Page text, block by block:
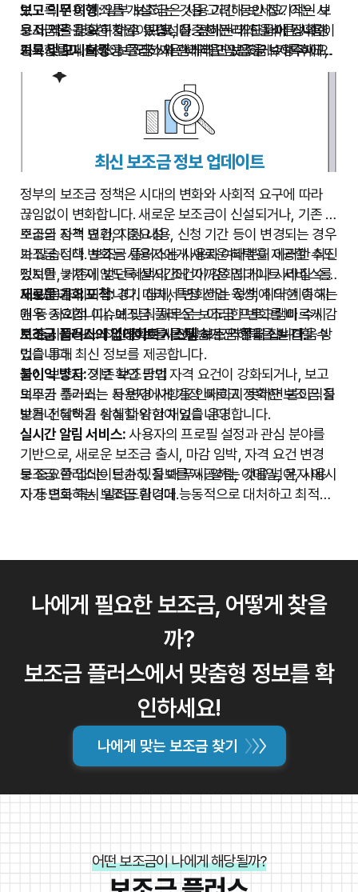
보고 의무 이행:일부 보조금은 사용 기간 동안 정기적인 보
고서 제출을 요구할 수 있습니다. 정해진 기한 내에 정확한
보고서를 제출하여 투명하게 관리하고 있음을 보여주세요.
자격 요건 유지 확인:
건을 계속 유지해야 하는 경우가 있습니다. 예를 들어, 소득
이나 재산 상황, 거주지 변경 등이 발생하면 보조금 자격에
영향을 줄 수 있으므로, 변동 사항 발생 시 해당 기관에 문의
하는 것이 좋습니다.
있도록 전용 계좌를 개설하는 것을 고려해 보세요. 이는 사
용 내역을 명확히 하고 투명성을 높이는 데 도움이 됩니다.
기록 및 모니터링:보조금 사용 내역을 꼼꼼하게 기록하고,
주기적으로 사용 계획과 실제 사용을 비교하여 초과 지출이
나 오용을 방지합니다. 보조금 플러스의 가계부 기능 또는
연동 서비스를 활용하면 더욱 편리합니다.
갱신 및 재신청 기한 확인:연속성이 필요한 보조금의 경우,
갱신이나 재신청 기한을 미리 확인하고 준비합니다. 보조금
플러스의 알림 기능을 통해 중요한 일정을 놓치지 않도록
설정할 수 있습니다.
전문가 상담 활용: 보조금 사용에 있어 어려운 점이나 궁금
한 사항이 발생하면, 보조금 플러스의 상담 서비스를 통해
전문가의 도움을 받는 것을 주저하지 마세요. 잘못된 판단으
로 인한 불이익을 예방할 수 있습니다.
보조금은 귀중한 자원이므로, 신중한 관리와 올바른 사용이
중요합니다. 보조금 플러스와 함께라면 보조금 수령 후에도
안심하고 효율적으로 관리할 수 있습니다.
최신 보조금 정보 업데이트
정부의 보조금 정책은 시대의 변화와 사회적 요구에 따라
끊임없이 변화합니다. 새로운 보조금이 신설되거나, 기존 보
조금의 자격 요건, 지원 내용, 신청 기간 등이 변경되는 경우
가 많습니다. 보조금 플러스는 사용자 여러분이 이러한 최신
정보를 놓치지 않도록 실시간에 가까운 업데이트 서비스를
제공합니다.
보조금 정책 변화의 중요성
보조금 정책 변화는 사용자에게 새로운 혜택을 제공할 수도
있지만, 기존에 받던 혜택의 조건이 강화되거나 사라질 수
도 있음을 의미합니다. 따라서 변화하는 정책에 대한 이해는
매우 중요합니다. 보조금 플러스는 이러한 변화를 빠르게 감
지하고 사용자에게 정확하게 전달하는 역할을 합니다.
새로운 기회 포착:경기 침체, 특정 산업 육성, 취약 계층 지
원 등 사회적 이슈에 맞춰 새로운 보조금 프로그램이 수시
로 출시됩니다. 최신 정보를 통해 숨겨진 혜택을 발견할 수
있습니다.
불이익 방지:기존 보조금의 자격 요건이 강화되거나, 보고
의무가 추가되는 등 변경 사항을 인지하지 못하면 불이익을
받거나 혜택을 상실할 위험이 있습니다.
보조금 플러스의 업데이트 시스템보조금 플러스는 다음 방
법을 통해 최신 정보를 제공합니다.
최신 보조금 정보 확인 방법
보조금 플러스는 사용자에게 가장 빠르고 정확한 보조금 정
보를 전달하기 위해 다양한 채널을 운영합니다.
실시간 알림 서비스:사용자의 프로필 설정과 관심 분야를
기반으로, 새로운 보조금 출시, 마감 임박, 자격 요건 변경
등 중요한 업데이트가 있을 때 푸시 알림, 이메일, 문자 메시
지 등으로 즉시 알려드립니다.
전문가 분석 및 해설:복잡한 보조금 정책 변경 사항에 대해
전문가의 쉬운 해설을 덧붙여, 사용자가 정책의 의미와 자
신에게 미치는 영향을 정확히 이해할 수 있도록 돕습니다.
정기적으로 주간 또는 월간 보조금 브리
핑을 통해 주요 변경 사항과 새롭게 주목받는 보조금 정보
업데이트된 정보에 대한 궁금증은 Q&A
게시판이나 1:1 상담을 통해 즉시 해결할 수 있도록 지원합
보조금 플러스는 단순히 정보를 제공하는 것을 넘어, 사용
자가 변화하는 보조금 환경에 능동적으로 대처하고 최적의
나에게 필요한 보조금, 어떻게 찾을
까?
보조금 플러스에서 맞춤형 정보를 확
인하세요!
나에게 맞는 보조금 찾기
어떤 보조금이 나에게 해당될까?